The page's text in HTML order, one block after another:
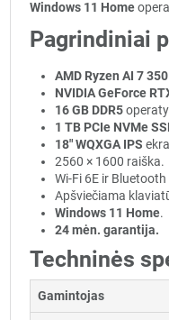
Windows 11 Home
Pagrindiniai
AMD Ryzen AI 7 350
NVIDIA GeForce
16 GB DDR5
1 TB PCIe NVMe
18" WQXGA IPS
2560 × 1600 raiška.
Wi-Fi 6E ir Bluetooth
Apšviečiama
Windows 11 Home.
24 mėn. garantija.
Techninės
Gamintojas